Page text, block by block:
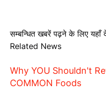
सम्बन्धित खबरें पढ़ने के लिए यहाँ
Related News
Why YOU Shouldn't
COMMON Foods